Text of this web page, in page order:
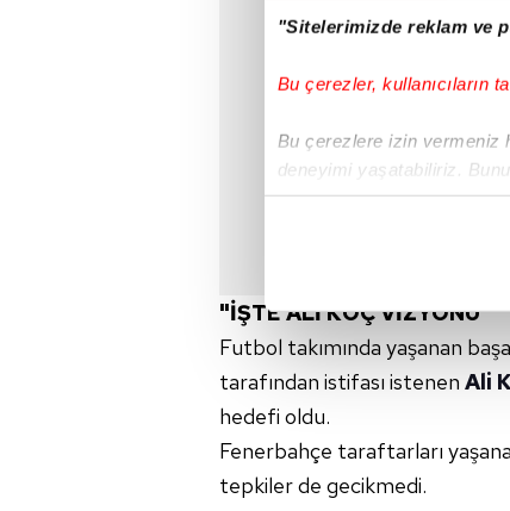
"Sitelerimizde reklam ve
Bu çerezler, kullanıcıların
Bu çerezlere izin vermeniz
deneyimi yaşatabiliriz.
içerikleri sunabilmek adına
Her halükârda,
Sizlere daha iyi bir hizmet
çerezler vasıtasıyla
amacıyla
reklam/pazarlama
Çerezlere ilişkin
"İŞTE ALİ KOÇ VİZYONU"
Futbol takımında yaşanan
tarafından istifası istenen Ali
hedefi oldu.
Fenerbahçe taraftarları
tepkiler de gecikmedi.